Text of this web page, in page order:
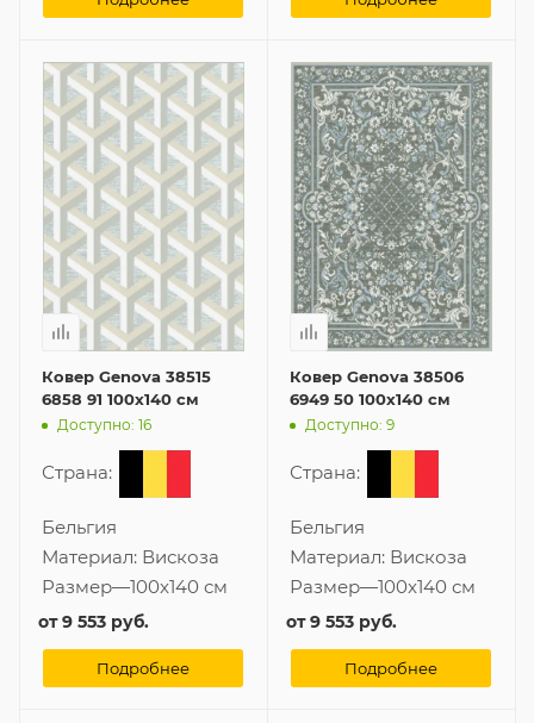
Ковер Genova 38515
6858 91 100x140 см
Доступно: 16
Страна:
Бельгия
Материал: Вискоза
Размер—100x140 см
от9 553 руб.
Подробнее
Ковер Genova 38506
6949 50 100x140 см
Доступно: 9
Страна:
Бельгия
Материал: Вискоза
Размер—100x140 см
от9 553 руб.
Подробнее